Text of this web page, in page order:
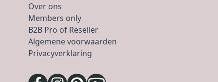
Over ons
Members only
B2B Pro of Reseller
Algemene voorwaarden
Privacyverklaring